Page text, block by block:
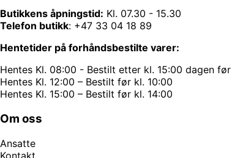
Butikkens åpningstid: Kl. 07.30 - 15.30
Telefon butikk: +47 33 04 18 89
Hentetider på forhåndsbestilte varer:
Hentes Kl. 08:00 - Bestilt etter kl. 15:00 dagen før
Hentes Kl. 12:00 – Bestilt før kl. 10:00
Hentes Kl. 15:00 – Bestilt før kl. 14:00
Om oss
Ansatte
Kontakt